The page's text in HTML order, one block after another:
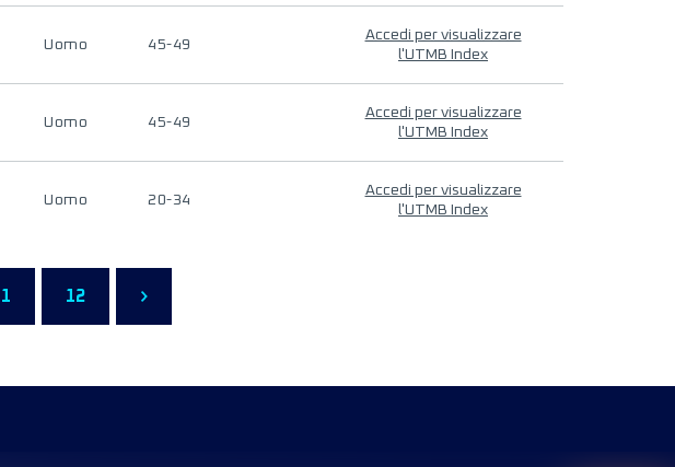
Uomo 45-49
Accedi per visualizzare
l'UTMB Index
Uomo 45-49
Accedi per visualizzare
l'UTMB Index
Uomo 20-34
Accedi per visualizzare
l'UTMB Index
12